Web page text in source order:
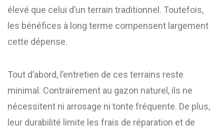
élevé que celui d’un terrain traditionnel. Toutefois,
les bénéfices à long terme compensent largement
cette dépense.
Tout d’abord, l’entretien de ces terrains reste
minimal. Contrairement au gazon naturel, ils ne
nécessitent ni arrosage ni tonte fréquente. De plus,
leur durabilité limite les frais de réparation et de